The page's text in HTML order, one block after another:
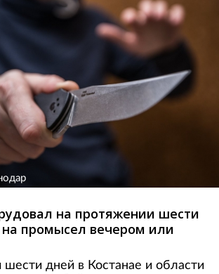
на протяжении шести
промысел вечером или
дней в Костанае и области